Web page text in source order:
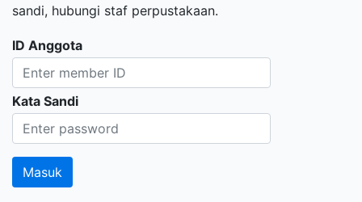
sandi, hubungi staf perpustakaan.
ID Anggota
Kata Sandi